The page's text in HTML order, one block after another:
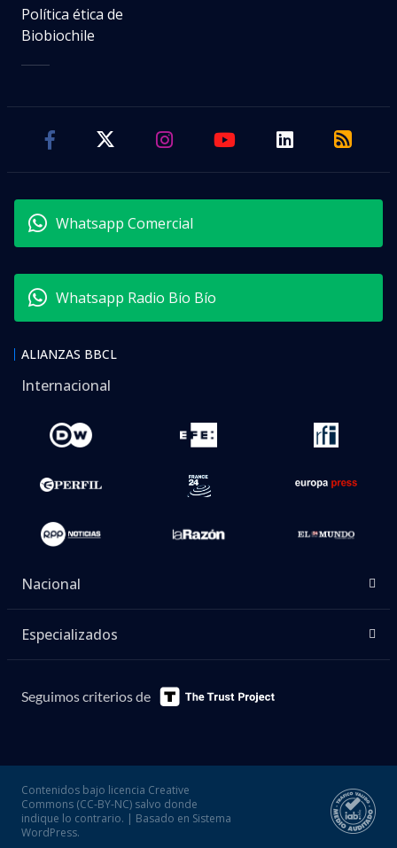
Política ética de
Biobiochile
Whatsapp Comercial
Whatsapp Radio Bío Bío
ALIANZAS BBCL
Internacional
Nacional
Especializados
Seguimos criterios de
Contenidos bajo licencia Creative
Commons (CC-BY-NC) salvo donde
indique lo contrario. | Basado en Sistema
WordPress.